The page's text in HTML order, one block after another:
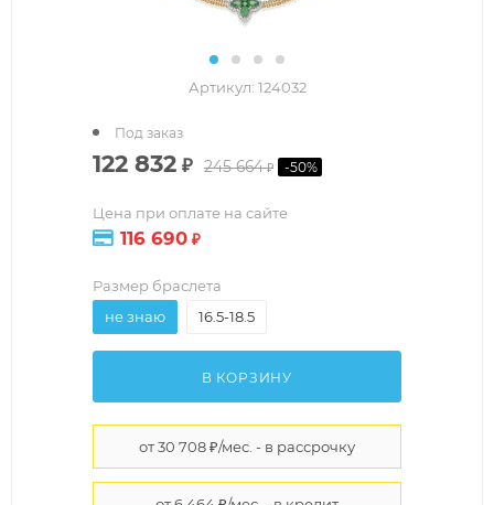
Артикул: 124032
122 832 ₽ 245 664₽ -50%
Цена при оплате на сайте
116 690 ₽
Под заказ
Размер браслета
не знаю
16.5-18.5
В КОРЗИНУ